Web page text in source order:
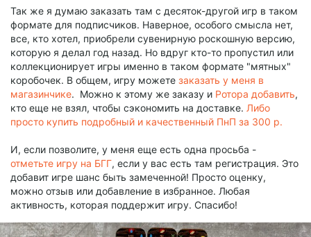
Так же я думаю заказать там с десяток-другой игр в таком
формате для подписчиков. Наверное, особого смысла нет,
все, кто хотел, приобрели сувенирную роскошную версию,
которую я делал год назад. Но вдруг кто-то пропустил или
коллекционирует игры именно в таком формате "мятных"
коробочек. В общем, игру можете заказать у меня в
магазинчике. Можно к этому же заказу и Ротора добавить,
кто еще не взял, чтобы сэкономить на доставке. Либо
просто купить подробный и качественный ПнП за 300 р.
И, если позволите, у меня еще есть одна просьба -
отметьте игру на БГГ, если у вас есть там регистрация. Это
добавит игре шанс быть замеченной! Просто оценку,
можно отзыв или добавление в избранное. Любая
активность, которая поддержит игру. Спасибо!